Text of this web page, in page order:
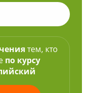
тем, кто
по курсу